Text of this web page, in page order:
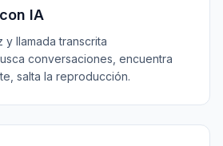
IA
llamada transcrita
conversaciones, encuentra
salta la reproducción.